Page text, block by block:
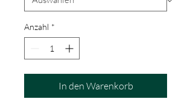
Anzahl *
In den Warenkorb